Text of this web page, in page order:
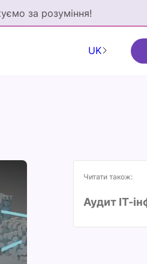
за розуміння!
UK
Читати також:
Аудит ІТ-